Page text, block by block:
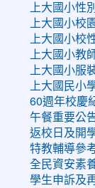
上大國小性
上大國小校
上大國小校
上大國小教
上大國小服
上大國民小
60週年校慶
午餐重要公
返校日及開
特教輔導參
全民資安素
學生申訴及